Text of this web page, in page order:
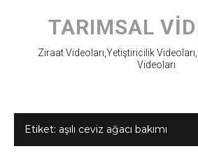
content
TARIMSAL
Ziraat Videoları,Yetiştiricilik
Videoları
Etiket: aşılı ceviz ağacı bakımı